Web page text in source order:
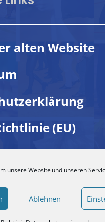
unsere Website und unseren
Ablehnen
alten Website
(EU)